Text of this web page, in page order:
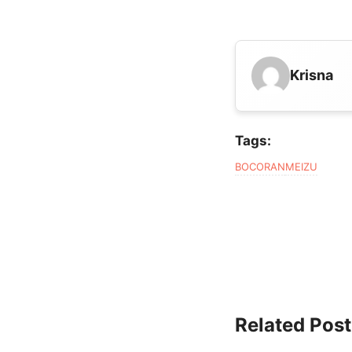
Krisna
Tags:
BOCORANMEIZU
Related Post